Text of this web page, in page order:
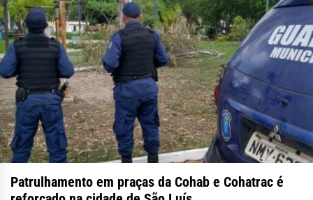
Patrulhamento em praças da Cohab e Cohatrac é